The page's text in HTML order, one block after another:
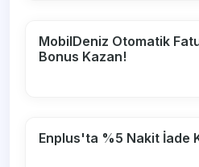
MobilDeniz Otomatik
Bonus Kazan!
Enplus'ta %5 Nakit İade